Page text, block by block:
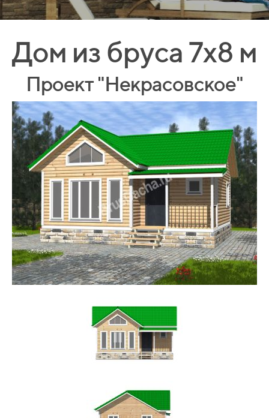
Дом из бруса 7х8 м
Проект "Некрасовское"